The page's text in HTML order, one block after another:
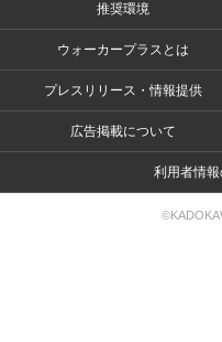
推奨環境
ウォーカープラスとは
プレスリリース・情報提供
広告掲載について
利用者情